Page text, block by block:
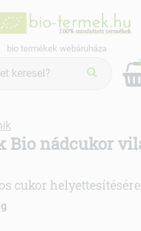
bio termékek webáruháza
Bio nádcukor
cukor helyettesítésére